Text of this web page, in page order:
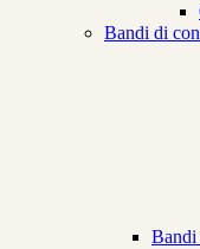
Bandi di
Bandi